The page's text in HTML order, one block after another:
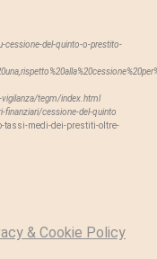
cessione-del-quinto-o-prestito-
tegm/index.html
cessione-del-quinto
medi-dei-prestiti-oltre-
& Cookie Policy